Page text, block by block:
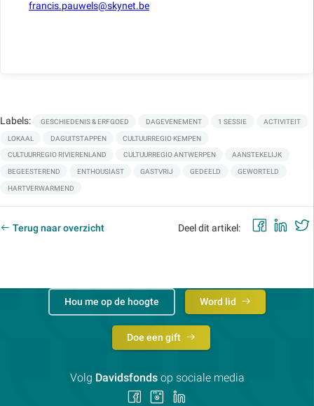
francis.pauwels@skynet.be
Labels: GESCHIEDENIS & ERFGOED DAGEVENEMENT 1 SESSIE ACTIVITEIT
LOKAAL DAGUITSTAPPEN CULTUURREGIO KEMPEN
CULTUURREGIO RIVIERENLAND CULTUURREGIO ANTWERPEN AANSTEKELIJK
BEGEESTEREND ENTHOUSIAST GASTVRIJ GEDEELD GEWORTELD
HARTVERWARMEND
Terug naar overzicht Deel dit artikel:
Hou me op de hoogte Word lid
Doe een gift
Volg Davidsfondsop sociale media
Volg Volg